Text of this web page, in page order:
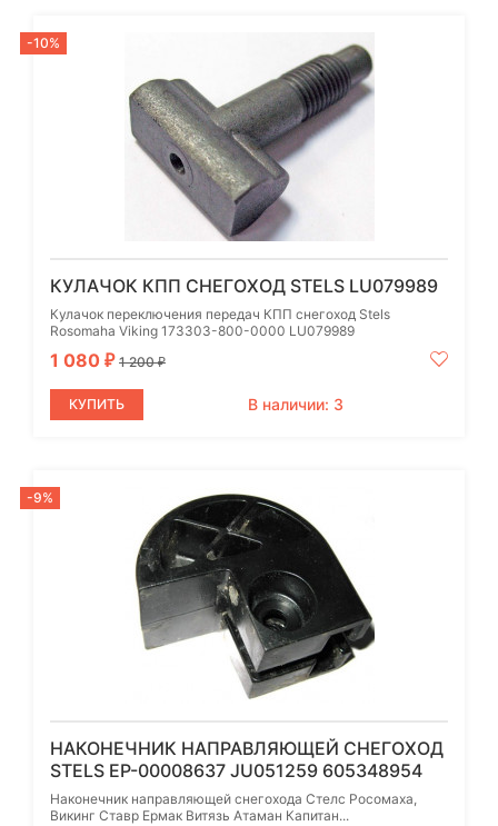
-10%
КУЛАЧОК КПП СНЕГОХОД STELS LU079989
Кулачок переключения передач КПП снегоход Stels
Rosomaha Viking 173303-800-0000 LU079989
1 080 ₽ 1 200₽
КУПИТЬ В наличии: 3
-9%
НАКОНЕЧНИК НАПРАВЛЯЮЩЕЙ СНЕГОХОД
STELS EP-00008637 JU051259 605348954
Наконечник направляющей снегохода Стелс Росомаха,
Викинг Ставр Ермак Витязь Атаман Капитан...